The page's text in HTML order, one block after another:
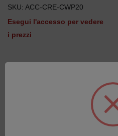
SKU: ACC-CRE-CWP20
Esegui l'accesso per vedere
i prezzi